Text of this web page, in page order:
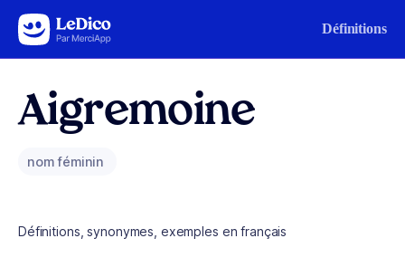
Aller au contenu Définitions
Aigremoine
nom féminin
Définitions, synonymes, exemples en français